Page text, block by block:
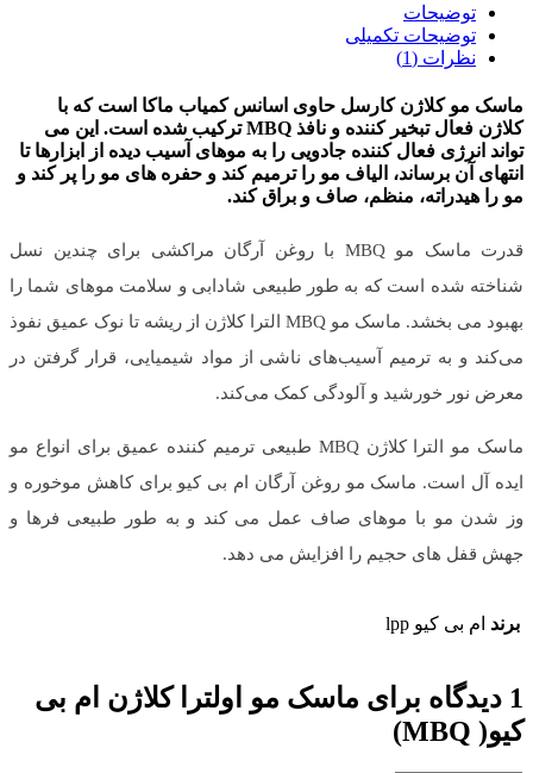
توضیحات
توضیحات تکمیلی
نظرات (1)
ماسک مو کلاژن کارسل حاوی اسانس کمیاب ماکا است که با
کلاژن فعال تبخیر کننده و نافذ MBQ ترکیب شده است. این می
تواند انرژی فعال کننده جادویی را به موهای آسیب دیده از ابزارها تا
انتهای آن برساند، الیاف مو را ترمیم کند و حفره های مو را پر کند و
مو را هیدراته، منظم، صاف و براق کند.
قدرت ماسک مو MBQ با روغن آرگان مراکشی برای چندین نسل
شناخته شده است که به طور طبیعی شادابی و سلامت موهای شما را
بهبود می بخشد. ماسک مو MBQ الترا کلاژن از ریشه تا نوک عمیق نفوذ
می‌کند و به ترمیم آسیب‌های ناشی از مواد شیمیایی، قرار گرفتن در
معرض نور خورشید و آلودگی کمک می‌کند.
ماسک مو الترا کلاژن MBQ طبیعی ترمیم کننده عمیق برای انواع مو
ایده آل است. ماسک مو روغن آرگان ام بی کیو برای کاهش موخوره و
وز شدن مو با موهای صاف عمل می کند و به طور طبیعی فرها و
جهش قفل های حجیم را افزایش می دهد.
برند ام بی کیو lpp
1 دیدگاه برای
ماسک مو اولترا کلاژن ام بی
کیو( MBQ)